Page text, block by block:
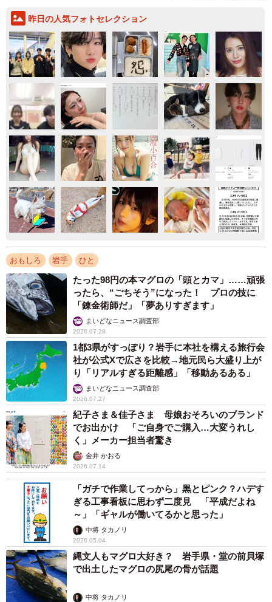
昨日の人気フォトセレクション
おもしろ 岩手 ひと
たった98円の本マグロの「頭とカマ」……頑張
ったら、“ごちそう”になった！ プロの技に
「錬金術師だ」「夢ありすぎます」
まいどなニュース調査部
2026.07.28
1都3県がすっぽり？岩手に本社を構える旅行会
社が公式Xで広さを比較→地元民ら大盛り上が
り「リアルすぎる距離感」「移動あるある」
まいどなニュース調査部
2026.07.27
紀子さま＆佳子さま 母娘おそろいのブランド
でお出かけ 「ご自身でご購入…大変うれし
く」メーカー担当者驚き
金井 かおる
2026.07.14
「ガチで作業してっから」黒とピンク？ハデす
ぎる工事看板に思わず二度見 「平成だよね
～」「ギャルが働いてるかと思った」
中将 タカノリ
2026.05.04
縄文人もマグロ大好き？ 岩手県・堂の前貝塚
で出土したマグロの尻尾の骨が話題
中将 タカノリ